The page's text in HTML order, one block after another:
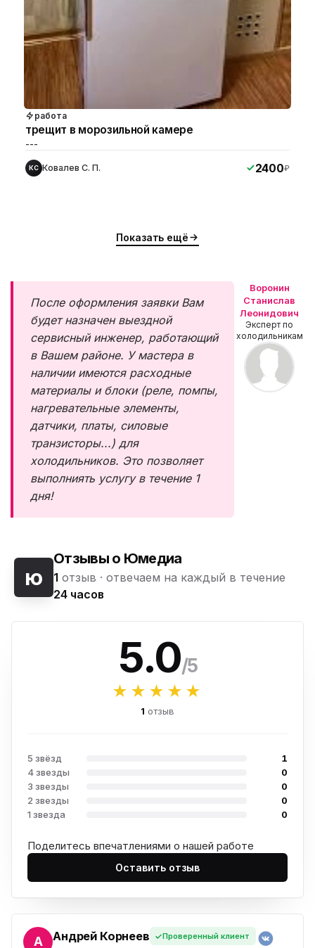
работа
трещит в морозильной камере
---
КС Ковалев С. П. 2400₽
Показать ещё
После оформления заявки Вам
будет назначен выездной
сервисный инженер, работающий
в Вашем районе. У мастера в
наличии имеются расходные
материалы и блоки (реле, помпы,
нагревательные элементы,
датчики, платы, силовые
транзисторы...) для
холодильников. Это позволяет
выполниять услугу в течение 1
дня!
Воронин
Станислав
Леонидович
Эксперт по
холодильникам
ю
Отзывы о Юмедиа
1 отзыв · отвечаем на каждый в течение
24 часов
5.0/5
★★★★★
1 отзыв
5 звёзд
1
4 звезды
0
3 звезды
0
2 звезды
0
1 звезда
0
Поделитесь впечатлениями о нашей работе
Оставить отзыв
Андрей Корнеев Проверенный клиент